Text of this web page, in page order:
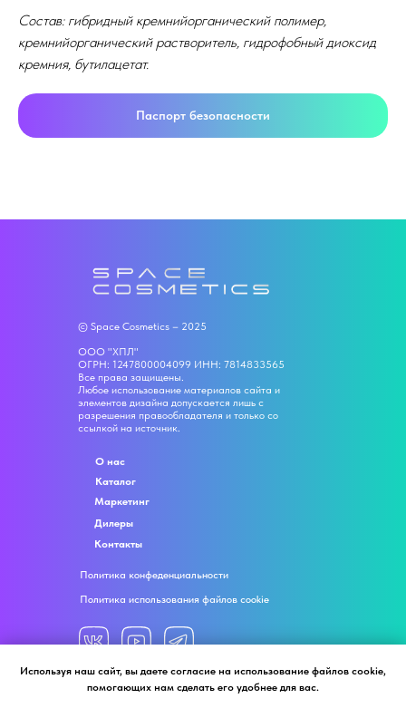
Состав: гибридный кремнийорганический полимер,
кремнийорганический растворитель, гидрофобный диоксид
кремния, бутилацетат.
Паспорт безопасности
Используя наш сайт, вы даете согласие на использование файлов cookie,
помогающих нам сделать его удобнее для вас.
Политика конфеденциальности
Политика использования файлов cookie
О нас
Каталог
Маркетинг
Дилеры
Контакты
© Space Cosmetics – 2025
ООО "ХПЛ"
ОГРН: 1247800004099 ИНН: 7814833565
Все права защищены.
Любое использование материалов сайта и
элементов дизайна допускается лишь с
разрешения правообладателя и только со
ссылкой на источник.